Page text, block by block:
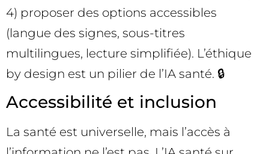
4) proposer des options accessibles
(langue des signes, sous-titres
multilingues, lecture simplifiée). L’éthique
by design est un pilier de l’IA santé. 🔒
Accessibilité et inclusion
La santé est universelle, mais l’accès à